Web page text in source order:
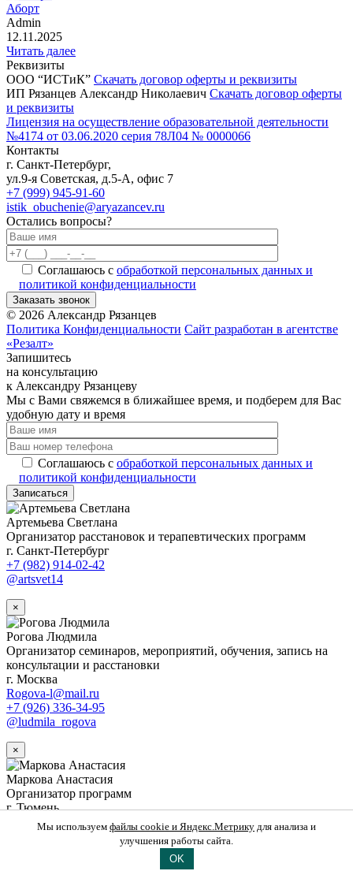
Аборт
Admin
12.11.2025
Читать далее
Реквизиты
ООО “ИСТиК” Скачать договор оферты и реквизиты
ИП Рязанцев Александр Николаевич Скачать договор оферты
и реквизиты
Лицензия на осуществление образовательной деятельности
№4174 от 03.06.2020 серия 78Л04 № 0000066
Контакты
г. Санкт-Петербург,
ул.9-я Советская, д.5-А, офис 7
+7 (999) 945-91-60
istik_obuchenie@aryazancev.ru
Остались вопросы?
Соглашаюсь с обработкой персональных данных и
политикой конфиденциальности
Заказать звонок
© 2026 Александр Рязанцев
Политика Конфиденциальности Сайт разработан в агентстве
«Резалт»
Запишитесь
на консультацию
к Александру Рязанцеву
Мы с Вами свяжемся в ближайшее время, и подберем для Вас
удобную дату и время
Соглашаюсь с обработкой персональных данных и
политикой конфиденциальности
Записаться
Артемьева Светлана
Организатор расстановок и терапевтических программ
г. Санкт-Петербург
+7 (982) 914-02-42
@artsvet14
×
Рогова Людмила
Организатор семинаров, мероприятий, обучения, запись на
консультации и расстановки
г. Москва
Rogova-l@mail.ru
+7 (926) 336-34-95
@ludmila_rogova
×
Маркова Анастасия
Организатор программ
г. Тюмень
+7 (992) 319-93-13
@markovapogovorim
Мы используем файлы cookie и Яндекс.Метрику для анализа и
улучшения работы сайта.
OK